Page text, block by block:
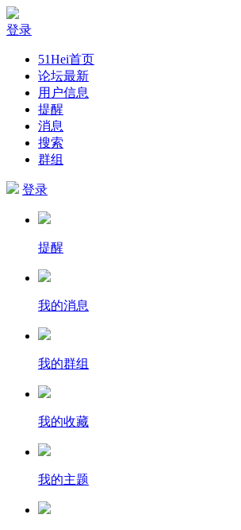
登录
51Hei首页
论坛最新
用户信息
提醒
消息
搜索
群组
登录
提醒
我的消息
我的群组
我的收藏
我的主题